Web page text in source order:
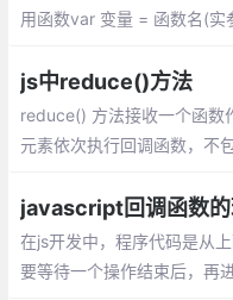
用函数var 变量 = 函数名(实
js中reduce()方法
reduce() 方法接收一个函数
元素依次执行回调函数，不
值，当前索引，原数组。
javascript回调函数
在js开发中，程序代码是从
要等待一个操作结束后，再